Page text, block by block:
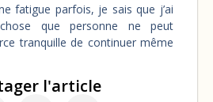
fatigue parfois, je sais que j’ai
que personne ne peut
tranquille de continuer même
l'article